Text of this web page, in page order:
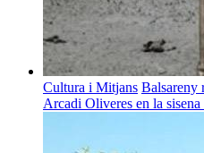
Cultura i Mitjans Balsareny
Arcadi Oliveres en la